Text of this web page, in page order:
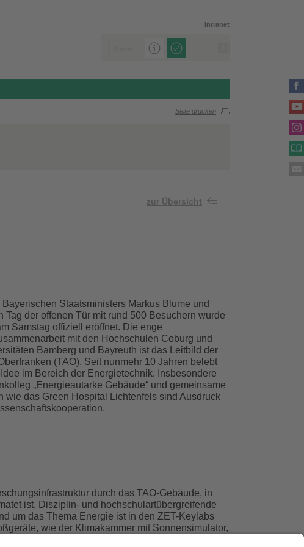
Intranet
Seite drucken
zur Übersicht
Staatsministers Markus Blume und
Tag der offenen Tür mit rund 500 Besuchern wurde
Samstag offiziell eröffnet. Die enge
mit den Hochschulen Coburg und
Bamberg und Bayreuth ist das Leitbild der
(TAO). Seit nunmehr 10 Jahren belebt
im Bereich der Energietechnik. Insbesondere
„Energieautarke Gebäude“ und gemeinsame
wie das Green Hospital Lichtenfels sind Ausdruck
durch das TAO-Gebäude, in
ist. Disziplin- und hochschulartübergreifende
um das Thema Energie ist in den ZET-Keylabs
wie der Klimakammer mit Sonnensimulator,